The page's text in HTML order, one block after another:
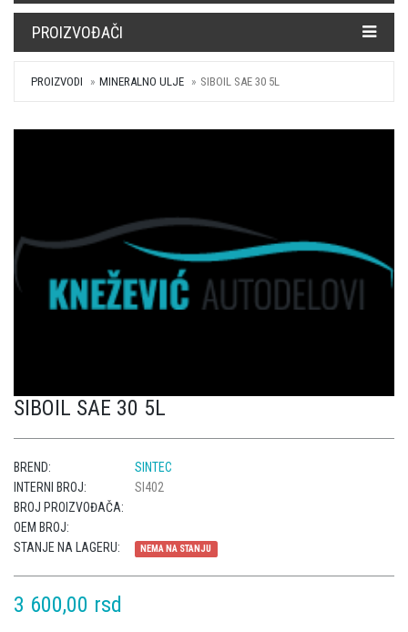
PROIZVOĐAČI
PROIZVODI MINERALNO ULJE SIBOIL SAE 30 5L
SIBOIL SAE 30 5L
BREND:
SINTEC
INTERNI BROJ:
SI402
BROJ PROIZVOĐAČA:
OEM BROJ:
STANJE NA LAGERU:
NEMA NA STANJU
3 600,00 rsd